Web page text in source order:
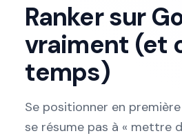
Ranker sur
vraiment (et
temps)
Se positionner en
se résume pas à « mettre